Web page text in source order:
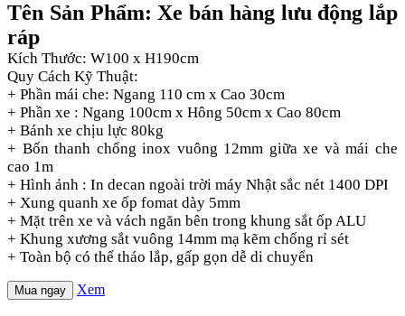
Tên Sản Phẩm: Xe bán hàng lưu động lắp
ráp
Kích Thước: W100 x H190cm
Quy Cách Kỹ Thuật:
+ Phần mái che: Ngang 110 cm x Cao 30cm
+ Phần xe : Ngang 100cm x Hông 50cm x Cao 80cm
+ Bánh xe chịu lực 80kg
+ Bốn thanh chống inox vuông 12mm giữa xe và mái che
cao 1m
+ Hình ảnh : In decan ngoài trời máy Nhật sắc nét 1400 DPI
+ Xung quanh xe ốp fomat dày 5mm
+ Mặt trên xe và vách ngăn bên trong khung sắt ốp ALU
+ Khung xương sắt vuông 14mm mạ kẽm chống rỉ sét
+ Toàn bộ có thể tháo lắp, gấp gọn dễ di chuyển
Mua ngay Xem